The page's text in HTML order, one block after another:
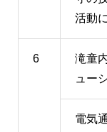
活動
6
滝童
ュー
電気